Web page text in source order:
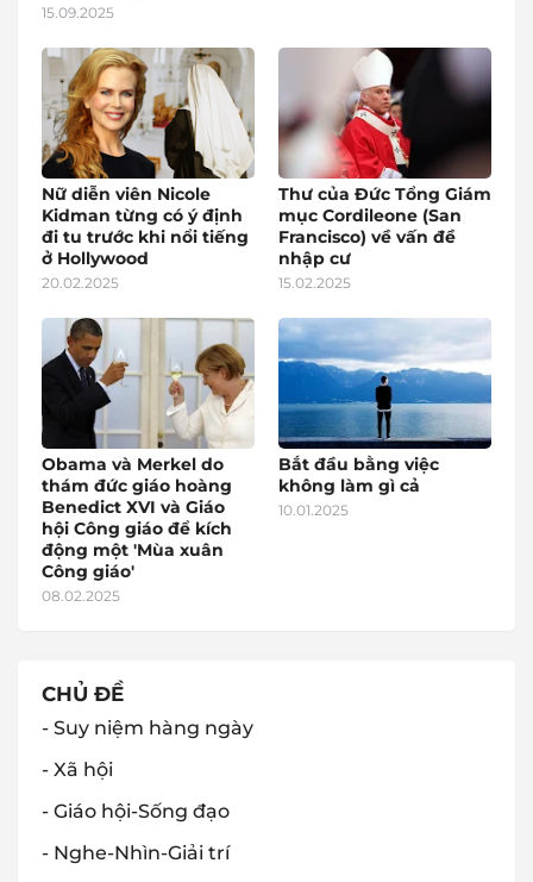
15.09.2025
Nữ diễn viên Nicole
Kidman từng có ý định
đi tu trước khi nổi tiếng
ở Hollywood
20.02.2025
Thư của Đức Tổng Giám
mục Cordileone (San
Francisco) về vấn đề
nhập cư
15.02.2025
Obama và Merkel do
thám đức giáo hoàng
Benedict XVI và Giáo
hội Công giáo để kích
động một 'Mùa xuân
Công giáo'
08.02.2025
Bắt đầu bằng việc
không làm gì cả
10.01.2025
CHỦ ĐỀ
- Suy niệm hàng ngày
- Xã hội
- Giáo hội-Sống đạo
- Nghe-Nhìn-Giải trí